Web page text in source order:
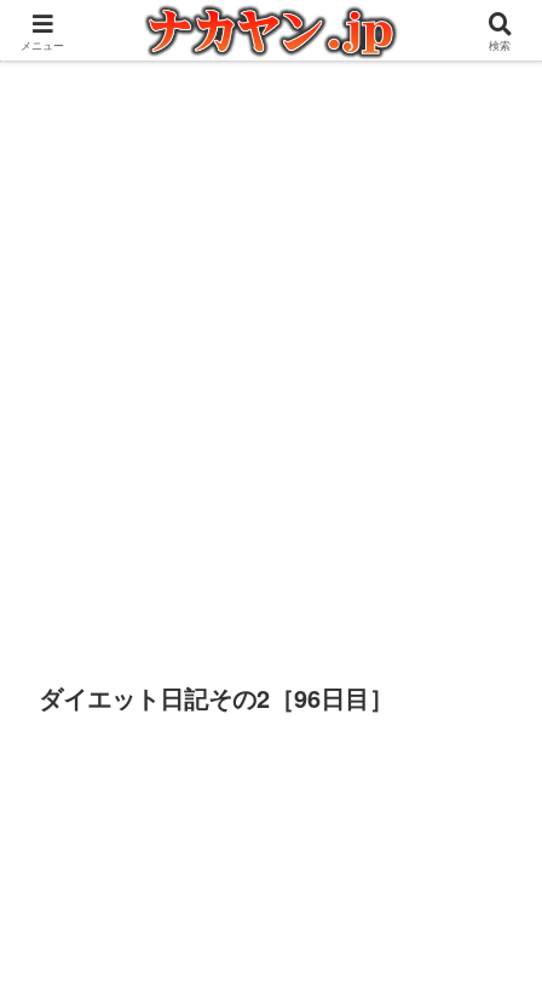
アウトドアとガジェット好きな管理人の愉快な日々を綴るブログ
ダイエット日記その2［96日目］
メニュー 検索